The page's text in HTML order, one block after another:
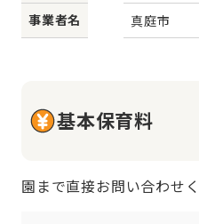
事業者名
真庭市
基本保育料
園まで直接お問い合わせく